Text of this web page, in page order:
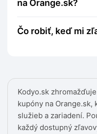
Kodyo.sk
kupóny na Orange.sk,
služieb a zariadení.
každý dostupný
na Orange.sk?
Čo robiť, keď mi